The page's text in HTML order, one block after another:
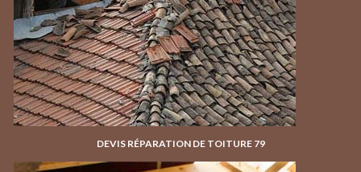
DEVIS RÉPARATION DE TOITURE 79